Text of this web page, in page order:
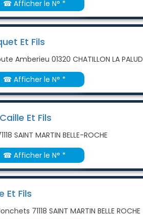
☎ Afficher le N° *
Et Fils
Amberieu 01320 CHATILLON LA PALUD
☎ Afficher le N° *
Et Fils
SAINT MARTIN BELLE-ROCHE
☎ Afficher le N° *
Et Fils
71118 SAINT MARTIN BELLE ROCHE